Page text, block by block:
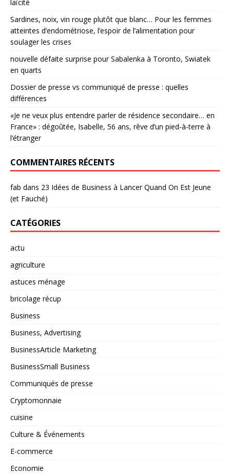
laïcité
Sardines, noix, vin rouge plutôt que blanc… Pour les femmes
atteintes d’endométriose, l’espoir de l’alimentation pour
soulager les crises
nouvelle défaite surprise pour Sabalenka à Toronto, Swiatek
en quarts
Dossier de presse vs communiqué de presse : quelles
différences
«Je ne veux plus entendre parler de résidence secondaire… en
France» : dégoûtée, Isabelle, 56 ans, rêve d’un pied-à-terre à
l’étranger
COMMENTAIRES RÉCENTS
fab dans 23 Idées de Business à Lancer Quand On Est Jeune
(et Fauché)
CATÉGORIES
actu
agriculture
astuces ménage
bricolage récup
Business
Business, Advertising
BusinessArticle Marketing
BusinessSmall Business
Communiqués de presse
Cryptomonnaie
cuisine
Culture & Événements
E-commerce
Economie